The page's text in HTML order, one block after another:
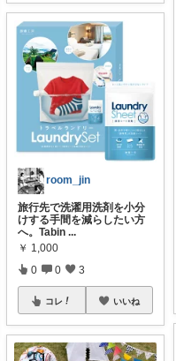
room_jin
旅行先で洗濯用洗剤を小分
けする手間を減らしたい方
へ。Tabin ...
￥ 1,000
0 0 3
コレ いいね